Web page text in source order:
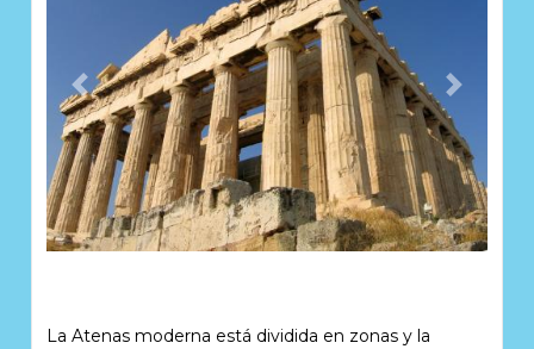
Previous Next
La Atenas moderna está dividida en zonas y la